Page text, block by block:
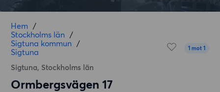
Hem /
Stockholms län /
Sigtuna kommun /
Sigtuna
Sigtuna, Stockholms län
1 mot 1
Ormbergsvägen 17